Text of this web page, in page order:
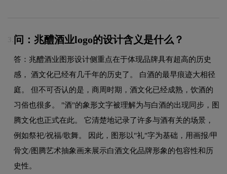
3. 问：兆醴酒业logo的设计含义是什么？
答：兆醴酒业图形设计侧重点在于体现品牌具有超高的历史
感， 酒文化已经有几千年的历史了。 白酒的最早痕迹大相径
庭。 但不可否认的是，商周时期，酒文化已经成熟，饮酒的
习俗也很多。 "酒"的象形文字被理解为与白酒的出现同步，图
腾文化也正式在此。 它清楚地记录了许多与酒有关的场景，
例如祭祀/祝福/歌舞。 因此，图形以"礼"字为基础，用画报/甲
骨文/图腾艺术抽象画来展示白酒文化品牌形象的包容性和历
史性。